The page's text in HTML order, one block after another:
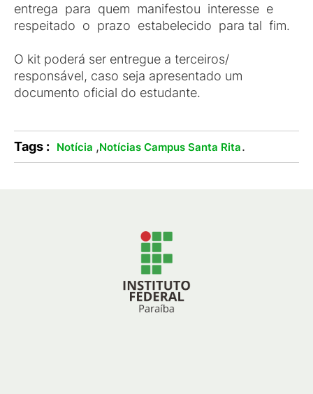
entrega para quem manifestou interesse e
respeitado o prazo estabelecido para tal fim.
O kit poderá ser entregue a terceiros/
responsável, caso seja apresentado um
documento oficial do estudante.
Tags : Notícia ,Notícias Campus Santa Rita.